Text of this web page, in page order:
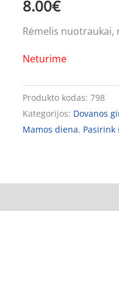
8.00€
Rėmelis nuotraukai,
Neturime
Produkto kodas: 798
Kategorijos: Dovanos
Mamos diena, Pasirink